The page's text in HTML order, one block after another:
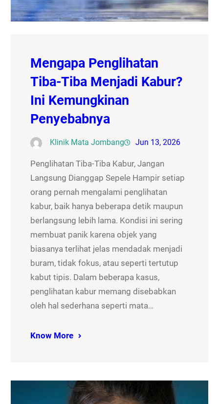
Mengapa Penglihatan
Tiba-Tiba Menjadi Kabur?
Ini Kemungkinan
Penyebabnya
Klinik Mata Jombang Jun 13, 2026
Penglihatan Tiba-Tiba Kabur, Jangan
Langsung Dianggap Sepele Hampir setiap
orang pernah mengalami penglihatan
kabur, baik hanya beberapa detik maupun
berlangsung lebih lama. Kondisi ini sering
membuat panik karena objek yang
biasanya terlihat jelas mendadak menjadi
buram, tidak fokus, atau seperti tertutup
kabut tipis. Dalam beberapa kasus,
penglihatan kabur memang disebabkan
oleh hal sederhana seperti mata…
Know More